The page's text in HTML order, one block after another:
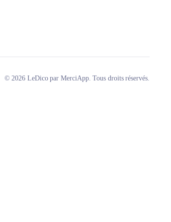
© 2026 LeDico par MerciApp. Tous droits réservés.